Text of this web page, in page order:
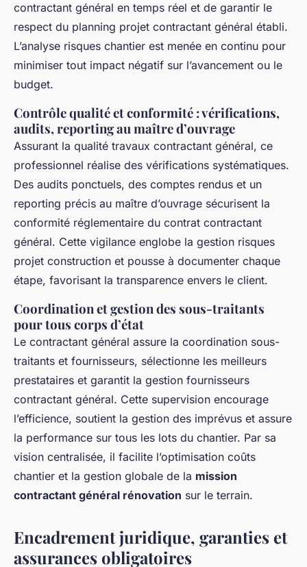
contractant général en temps réel et de garantir le
respect du planning projet contractant général établi.
L’analyse risques chantier est menée en continu pour
minimiser tout impact négatif sur l’avancement ou le
budget.
Contrôle qualité et conformité : vérifications,
audits, reporting au maître d’ouvrage
Assurant la qualité travaux contractant général, ce
professionnel réalise des vérifications systématiques.
Des audits ponctuels, des comptes rendus et un
reporting précis au maître d’ouvrage sécurisent la
conformité réglementaire du contrat contractant
général. Cette vigilance englobe la gestion risques
projet construction et pousse à documenter chaque
étape, favorisant la transparence envers le client.
Coordination et gestion des sous-traitants
pour tous corps d’état
Le contractant général assure la coordination sous-
traitants et fournisseurs, sélectionne les meilleurs
prestataires et garantit la gestion fournisseurs
contractant général. Cette supervision encourage
l’efficience, soutient la gestion des imprévus et assure
la performance sur tous les lots du chantier. Par sa
vision centralisée, il facilite l’optimisation coûts
chantier et la gestion globale de la mission
contractant général rénovation sur le terrain.
Encadrement juridique, garanties et
assurances obligatoires